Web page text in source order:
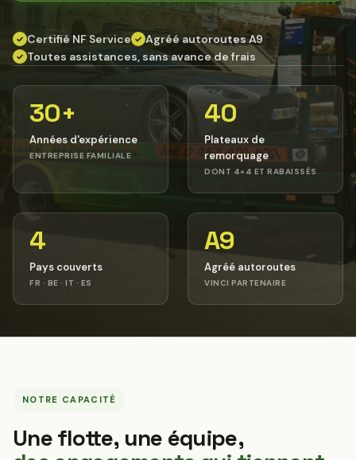
✓ Certifié NF Service ✓ Agréé autoroutes A9
✓ Toutes assistances, sans avance de frais
30+
Années d'expérience
ENTREPRISE FAMILIALE
40
Plateaux de
remorquage
DONT 4×4 ET RABAISSÉS
4
Pays couverts
FR · BE · IT · ES
A9
Agréé autoroutes
VINCI PARTENAIRE
NOTRE CAPACITÉ
Une flotte, une équipe,